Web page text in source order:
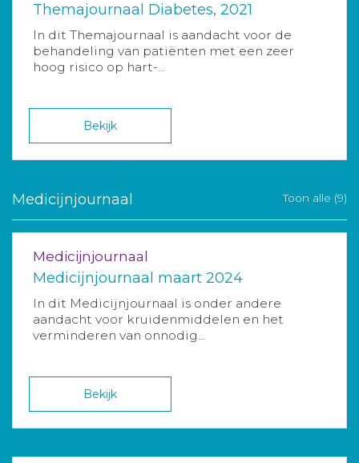
Themajournaal Diabetes, 2021
In dit Themajournaal is aandacht voor de
behandeling van patiënten met een zeer
hoog risico op hart-...
Bekijk
Medicijnjournaal Toon alle (9)
Medicijnjournaal
Medicijnjournaal maart 2024
In dit Medicijnjournaal is onder andere
aandacht voor kruidenmiddelen en het
verminderen van onnodig...
Bekijk